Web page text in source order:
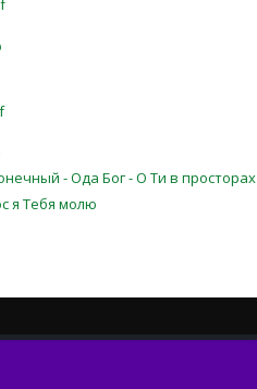
- Ода Бог - О Ти в
я Тебя молю